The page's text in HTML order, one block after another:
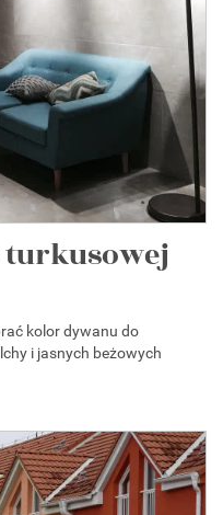
turkusowej
kolor dywanu do
i jasnych beżowych